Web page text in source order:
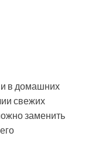
в домашних
свежих
заменить